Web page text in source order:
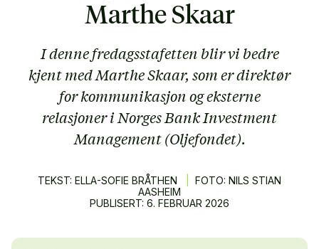
Marthe Skaar
I denne fredagsstafetten blir vi bedre
kjent med Marthe Skaar, som er direktør
for kommunikasjon og eksterne
relasjoner i Norges Bank Investment
Management (Oljefondet).
TEKST: ELLA-SOFIE BRÅTHEN
FOTO: NILS STIAN
AASHEIM
PUBLISERT: 6. FEBRUAR 2026